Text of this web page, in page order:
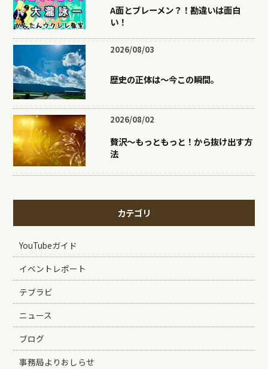
A面とブレーメン？！勘違いは面白
い！
2026/08/03
歴史の正体は〜今この瞬間。
2026/08/02
贅沢〜もっともっと！から抜け出す方
法
カテゴリ
YouTubeガイド
イベントレポート
テブラビ
ニュース
ブログ
事務局よりおしらせ